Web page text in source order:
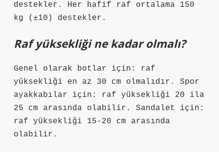
destekler. Her hafif raf ortalama 150
kg (±10) destekler.
Raf yüksekliği ne kadar olmalı?
Genel olarak botlar için: raf
yüksekliği en az 30 cm olmalıdır. Spor
ayakkabılar için: raf yüksekliği 20 ila
25 cm arasında olabilir. Sandalet için:
raf yüksekliği 15-20 cm arasında
olabilir.